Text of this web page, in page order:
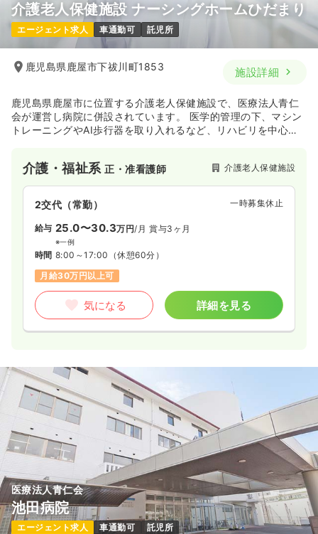
介護老人保健施設 ナーシングホームひだまり
エージェント求人 車通勤可 託児所
鹿児島県鹿屋市下祓川町1853 施設詳細
鹿児島県鹿屋市に位置する介護老人保健施設で、医療法人青仁
会が運営し病院に併設されています。 医学的管理の下、マシン
トレーニングやAI歩行器を取り入れるなど、リハビリを中心と
介護・福祉系正・准看護師 介護老人保健施設
2交代（常勤） 一時募集休止
給与 25.0〜30.3万円/月 賞与3ヶ月
※一例
時間 8:00～17:00 （休憩60分）
月給30万円以上可
気になる 詳細を見る
医療法人青仁会
池田病院
エージェント求人 車通勤可 託児所